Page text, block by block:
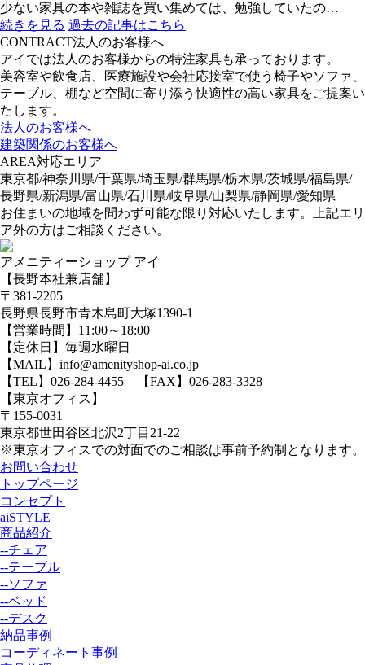
少ない家具の本や雑誌を買い集めては、勉強していたの…
続きを見る 過去の記事はこちら
CONTRACT法人のお客様へ
アイでは法人のお客様からの特注家具も承っております。
美容室や飲食店、医療施設や会社応接室で使う椅子やソファ、
テーブル、棚など空間に寄り添う快適性の高い家具をご提案い
たします。
法人のお客様へ
建築関係のお客様へ
AREA対応エリア
東京都/神奈川県/千葉県/埼玉県/群馬県/栃木県/茨城県/福島県/
長野県/新潟県/富山県/石川県/岐阜県/山梨県/静岡県/愛知県
お住まいの地域を問わず可能な限り対応いたします。上記エリ
ア外の方はご相談ください。
アメニティーショップ アイ
【長野本社兼店舗】
〒381-2205
長野県長野市青木島町大塚1390-1
【営業時間】11:00～18:00
【定休日】毎週水曜日
【MAIL】info@amenityshop-ai.co.jp
【TEL】 026-284-4455 【FAX】026-283-3328
【東京オフィス】
〒155-0031
東京都世田谷区北沢2丁目21-22
※東京オフィスでの対面でのご相談は事前予約制となります。
お問い合わせ
トップページ
コンセプト
aiSTYLE
商品紹介
--チェア
--テーブル
--ソファ
--ベッド
--デスク
納品事例
コーディネート事例